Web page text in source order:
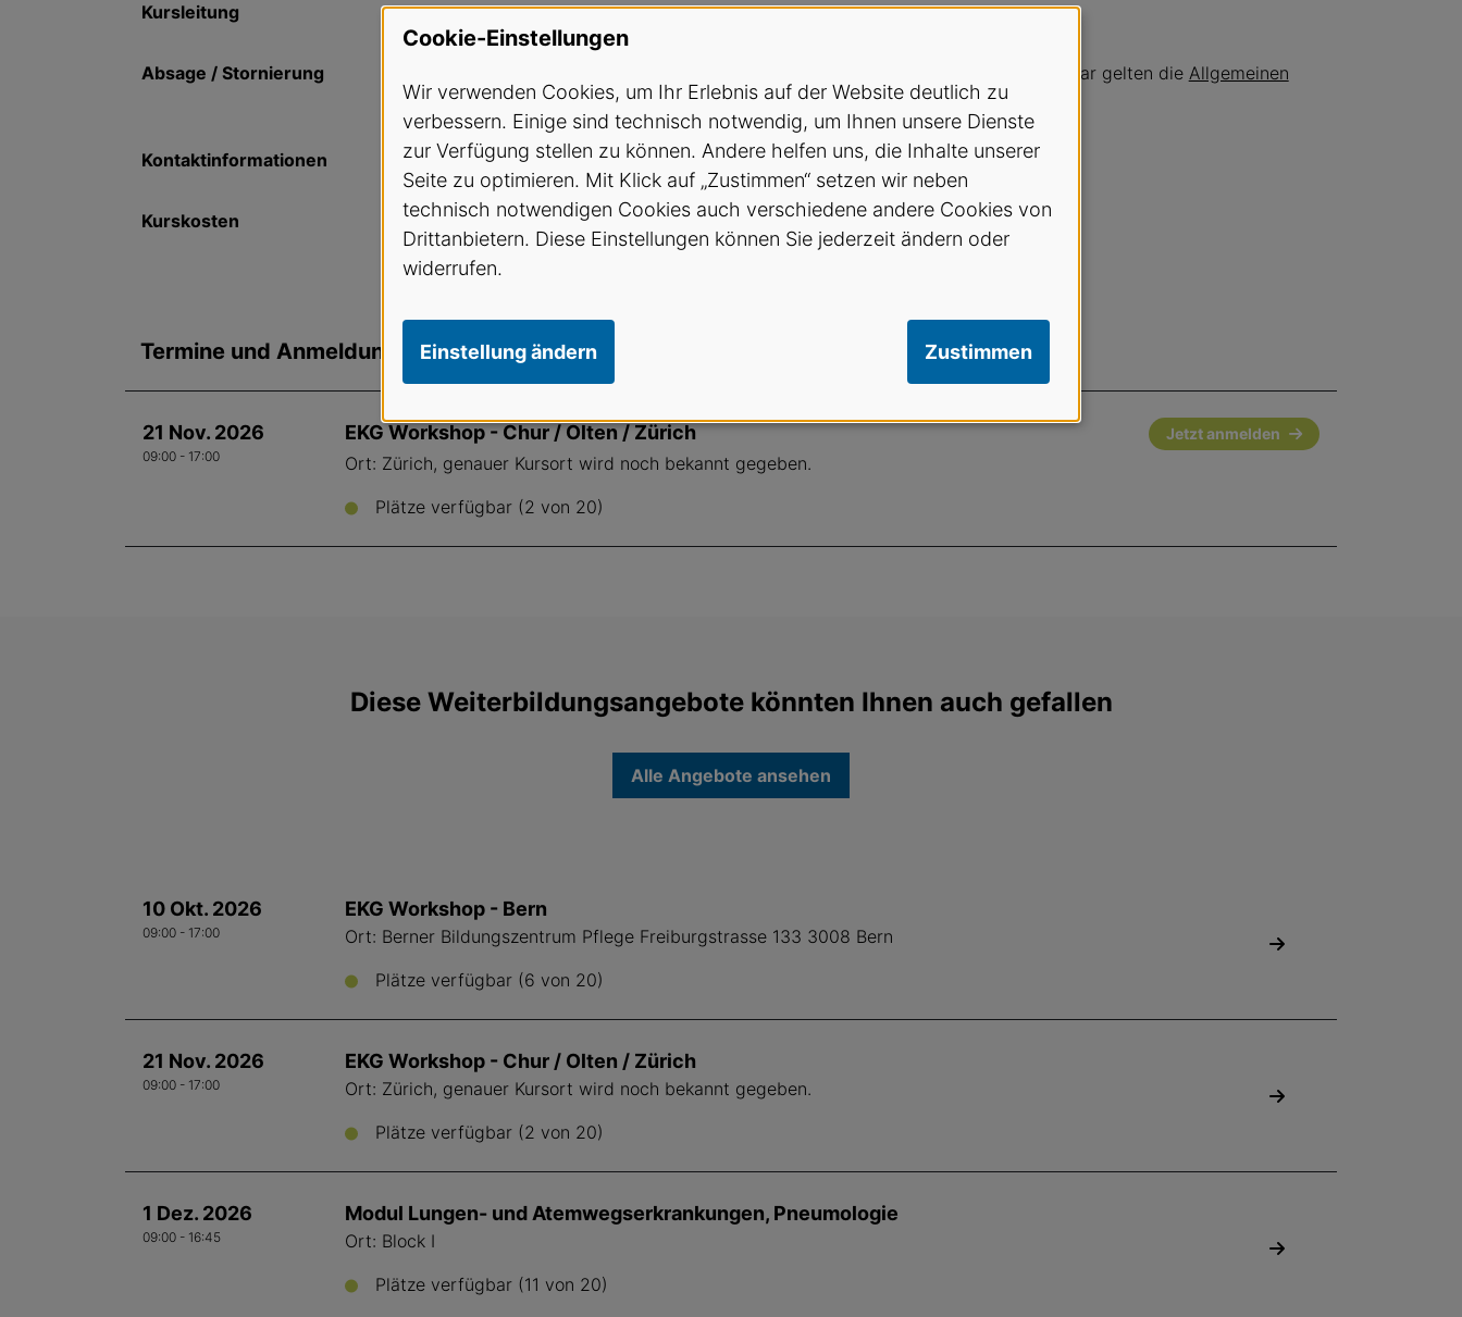
Kursleitung Prominis GmbH
Absage / Stornierung Betreffend Absage der Teilnahme oder Nichterscheinen zum Seminar gelten die Allgemeinen
Geschäftsbedingungen des SVA
Kontaktinformationen bildung@sva.ch / Tel. 031 512 25 90
Kurskosten SVA Mitglieder CHF 175.- Nichtmitglieder CHF 250.-
Termine und Anmeldung
21 Nov. 2026
09:00 - 17:00
EKG Workshop - Chur / Olten / Zürich Jetzt anmelden
Ort: Zürich, genauer Kursort wird noch bekannt gegeben.
Plätze verfügbar (2 von 20)
Diese Weiterbildungsangebote könnten Ihnen auch gefallen
Alle Angebote ansehen
10 Okt. 2026
09:00 - 17:00
EKG Workshop - Bern
Ort: Berner Bildungszentrum Pflege Freiburgstrasse 133 3008 Bern
Plätze verfügbar (6 von 20)
21 Nov. 2026
09:00 - 17:00
EKG Workshop - Chur / Olten / Zürich
Ort: Zürich, genauer Kursort wird noch bekannt gegeben.
Plätze verfügbar (2 von 20)
1 Dez. 2026
09:00 - 16:45
Modul Lungen- und Atemwegserkrankungen, Pneumologie
Ort: Block I
Plätze verfügbar (11 von 20)
Cookie-Einstellungen
Wir verwenden Cookies, um Ihr Erlebnis auf der Website deutlich zu
verbessern. Einige sind technisch notwendig, um Ihnen unsere Dienste
zur Verfügung stellen zu können. Andere helfen uns, die Inhalte unserer
Seite zu optimieren. Mit Klick auf „Zustimmen“ setzen wir neben
technisch notwendigen Cookies auch verschiedene andere Cookies von
Drittanbietern. Diese Einstellungen können Sie jederzeit ändern oder
widerrufen.
Einstellung ändern Zustimmen